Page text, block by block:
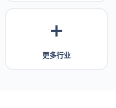
➕
更多行业